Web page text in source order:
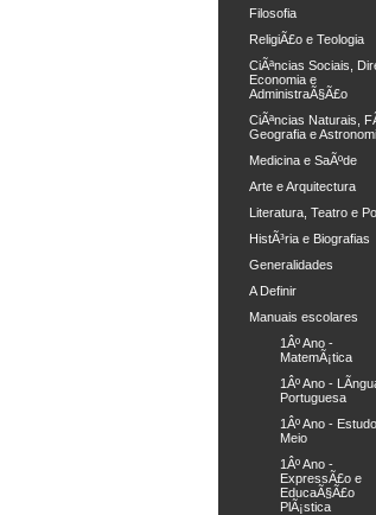
Filosofia
ReligiÃ£o e Teologia
CiÃªncias Sociais,
Economia e
AdministraÃ§Ã£o
CiÃªncias Naturais,
Geografia e
Medicina e SaÃºde
Arte e Arquitectura
Literatura, Teatro e
HistÃ³ria e Biografias
Generalidades
A Definir
Manuais escolares
1Âº Ano -
MatemÃ¡tica
1Âº Ano -
Portuguesa
1Âº Ano -
Meio
1Âº Ano -
ExpressÃ£o e
EducaÃ§Ã£o
PlÃ¡stica